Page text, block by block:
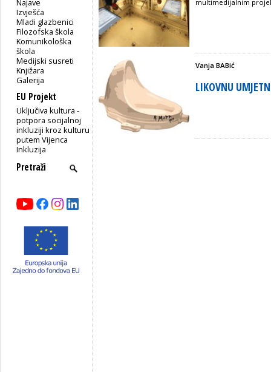
Izvješća
Mladi glazbenici
Filozofska škola
Komunikološka
škola
Medijski susreti
Knjižara
Galerija
EU Projekt
Uključiva kultura -
potpora socijalnoj
inkluziji kroz kulturu
putem Vijenca
Inkluzija
multimedijalnim
Vanja BABić
LIKOVNU